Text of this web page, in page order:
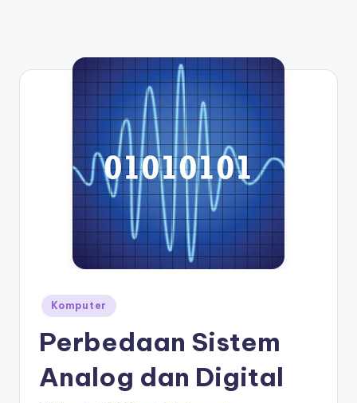
Posted
in
Komputer
Perbedaan Sistem
Analog dan Digital